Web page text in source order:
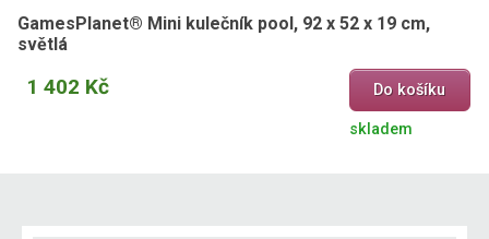
GamesPlanet® Mini kulečník pool, 92 x 52 x 19 cm,
světlá
1 402 Kč Do košíku
skladem